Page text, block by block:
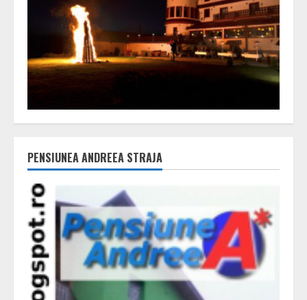
PENSIUNEA ANDREEA STRAJA